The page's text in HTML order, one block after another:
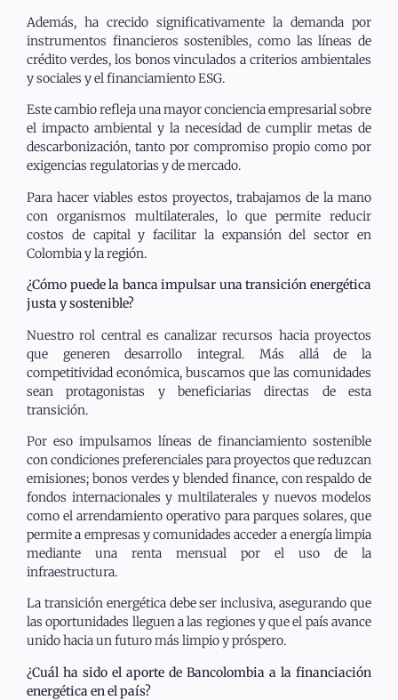
Además, ha crecido significativamente la demanda por
instrumentos financieros sostenibles, como las líneas de
crédito verdes, los bonos vinculados a criterios ambientales
y sociales y el financiamiento ESG.
Este cambio refleja una mayor conciencia empresarial sobre
el impacto ambiental y la necesidad de cumplir metas de
descarbonización, tanto por compromiso propio como por
exigencias regulatorias y de mercado.
Para hacer viables estos proyectos, trabajamos de la mano
con organismos multilaterales, lo que permite reducir
costos de capital y facilitar la expansión del sector en
Colombia y la región.
¿Cómo puede la banca impulsar una transición energética
justa y sostenible?
Nuestro rol central es canalizar recursos hacia proyectos
que generen desarrollo integral. Más allá de la
competitividad económica, buscamos que las comunidades
sean protagonistas y beneficiarias directas de esta
transición.
Por eso impulsamos líneas de financiamiento sostenible
con condiciones preferenciales para proyectos que reduzcan
emisiones; bonos verdes y blended finance, con respaldo de
fondos internacionales y multilaterales y nuevos modelos
como el arrendamiento operativo para parques solares, que
permite a empresas y comunidades acceder a energía limpia
mediante una renta mensual por el uso de la
infraestructura.
La transición energética debe ser inclusiva, asegurando que
las oportunidades lleguen a las regiones y que el país avance
unido hacia un futuro más limpio y próspero.
¿Cuál ha sido el aporte de Bancolombia a la financiación
energética en el país?